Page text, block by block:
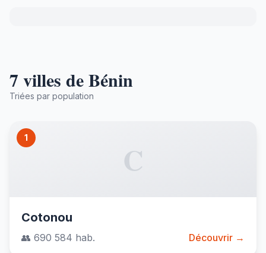
7 villes de Bénin
Triées par population
1
C
Cotonou
👥 690 584 hab. Découvrir →